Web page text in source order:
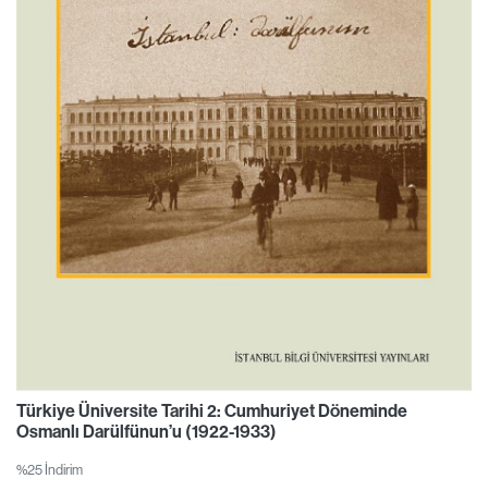
Türkiye Üniversite Tarihi 2: Cumhuriyet Döneminde
Osmanlı Darülfünun’u (1922-1933)
%25 İndirim